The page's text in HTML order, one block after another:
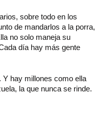
sobre todo en los
de mandarlos a la porra,
no solo maneja su
día hay más gente
Y hay millones como ella
la que nunca se rinde.